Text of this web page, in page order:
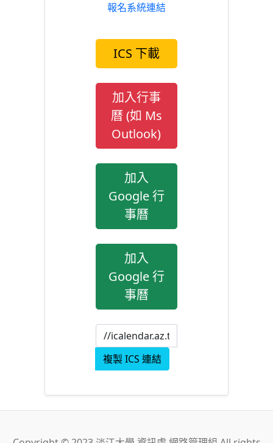
報名系統連結
ICS 下載
加入行事
曆 (如 Ms
Outlook)
加入
Google 行
事曆
加入
Google 行
事曆
複製 ICS 連結